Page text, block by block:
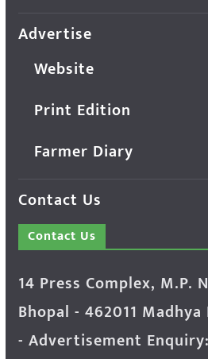
Advertise
Website
Print Edition
Farmer Diary
Contact Us
Contact Us
14 Press Complex, M.P.
Bhopal - 462011
- Advertisement